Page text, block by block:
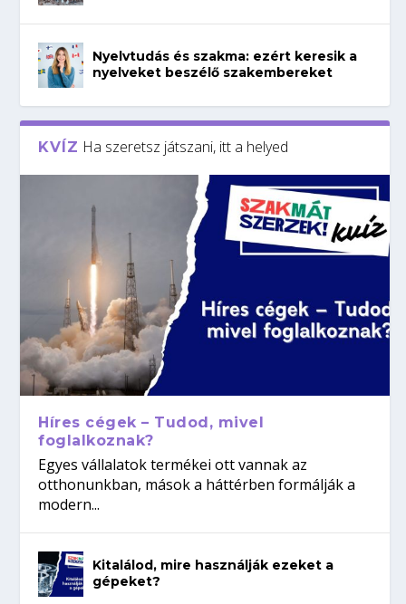
Nyelvtudás és szakma: ezért keresik a
nyelveket beszélő szakembereket
KVÍZ Ha szeretsz játszani, itt a helyed
Híres cégek – Tudod, mivel
foglalkoznak?
Egyes vállalatok termékei ott vannak az
otthonunkban, mások a háttérben formálják a
modern...
Kitalálod, mire használják ezeket a
gépeket?